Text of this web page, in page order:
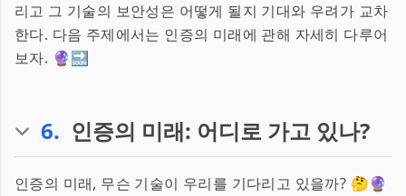
리고 그 기술의 보안성은 어떻게 될지 기대와 우려가 교차
한다. 다음 주제에서는 인증의 미래에 관해 자세히 다루어
보자. 🔮🔜
6. 인증의 미래: 어디로 가고 있나?
인증의 미래, 무슨 기술이 우리를 기다리고 있을까? 🤔🔮